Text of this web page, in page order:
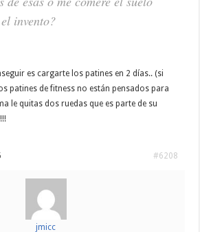
invento?
es cargarte los patines en 2 días.. (si
patines de fitness no están pensados para
le quitas dos ruedas que es parte de su
#6208
jmicc